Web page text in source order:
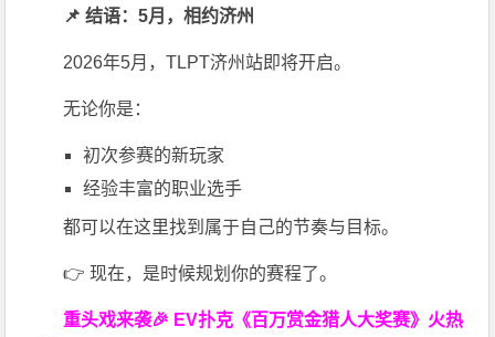
📌 结语：5月，相约济州
2026年5月，TLPT济州站即将开启。
无论你是：
初次参赛的新玩家
经验丰富的职业选手
都可以在这里找到属于自己的节奏与目标。
👉 现在，是时候规划你的赛程了。
重头戏来袭🎉 EV扑克 《百万赏金猎人大奖赛》 火热